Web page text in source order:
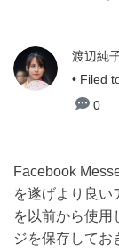
渡辺純
• Filed
0
Facebook
を遂げより良い
を以前から使用
ジを保存してお